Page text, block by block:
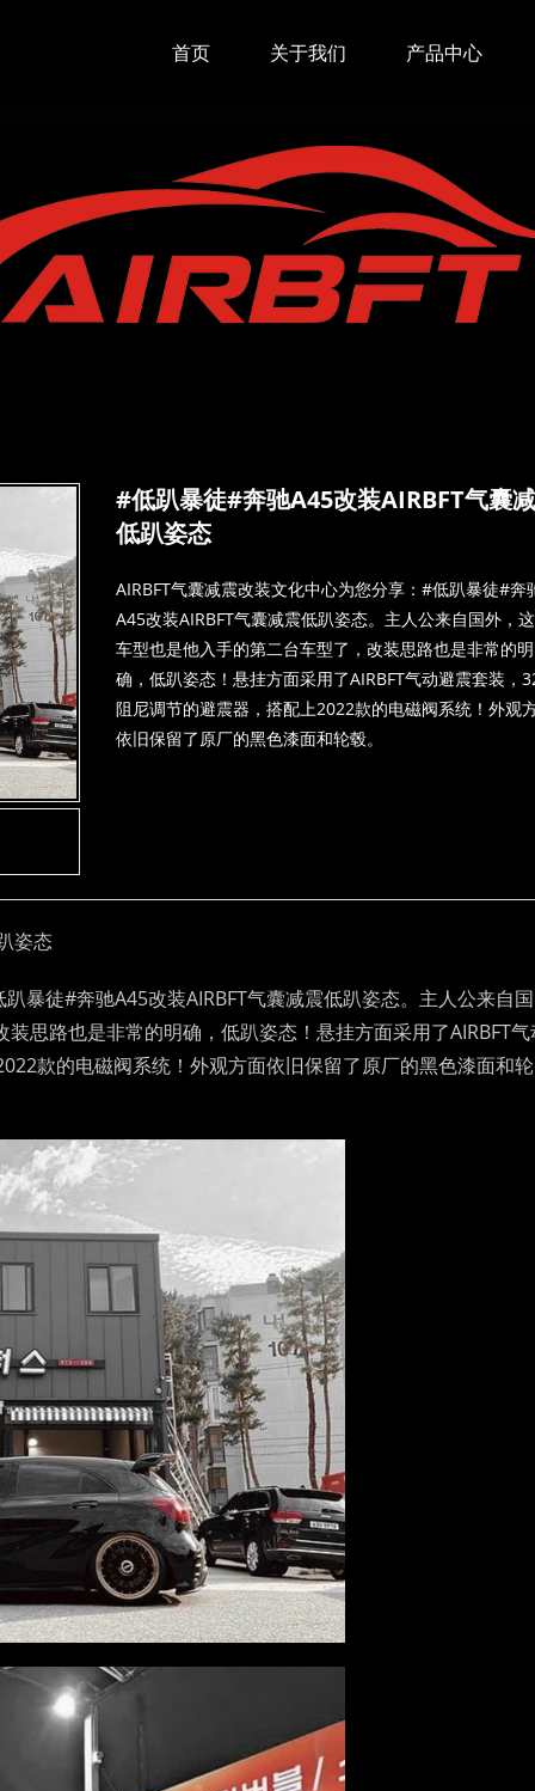
首页 关于我们 产品中心
#低趴暴徒#奔驰A45改装AIRBFT气囊
低趴姿态
AIRBFT气囊减震改装文化中心为您分享：#低趴暴徒#奔
A45改装AIRBFT气囊减震低趴姿态。主人公来自国外，
车型也是他入手的第二台车型了，改装思路也是非常的明
确，低趴姿态！悬挂方面采用了AIRBFT气动避震套装，
阻尼调节的避震器，搭配上2022款的电磁阀系统！外观
依旧保留了原厂的黑色漆面和轮毂。
姿态
暴徒#奔驰A45改装AIRBFT气囊减震低趴姿态。主人公来自国
思路也是非常的明确，低趴姿态！悬挂方面采用了AIRBFT气
款的电磁阀系统！外观方面依旧保留了原厂的黑色漆面和轮